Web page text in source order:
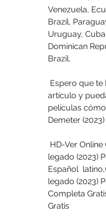
Venezuela,
Brazil,
Uruguay,
Dominican
Brazil.
artículo y
películas
Demeter
legado (2023)
Español
legado (2023)
Completa
Gratis